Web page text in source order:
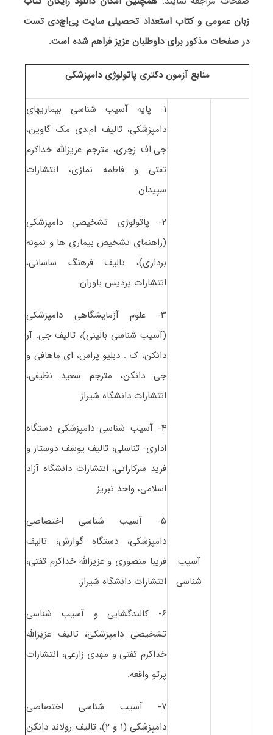
زبان عمومی و کتاب استعداد تحصیلی سایت پی‌اچ‌دی تست
در صفحات مذکور برای داوطلبان عزیز فراهم شده است.
منابعآزمون دکتریپاتولوژی دامپزشکی
آسیب
شناسی
۱- پایه آسیب شناسی بیماریهای
دامپزشکی، تالیف ام.دی مک گاوین،
جی.اف زچری، مترجم عزیزالله خداکرم
تفتی و فاطمه نمازی، انتشارات
سپیدان.
۲- پاتولوژی تشخیصی دامپزشکی
(راهنمای تشخیص بیماری ها و نمونه
برداری)، تالیف فرهنگ ساسانی،
انتشارات پردیس باوران.
۳- علوم آزمایشگاهی دامپزشکی
(آسیب شناسی بالینی)، تالیف جی. آر
دانکن، ک . دبلیو پراس، ای ماهافی و
جی دانکن، مترجم سعید نظیفی،
انتشارات دانشگاه شیراز.
۴- آسیب شناسی دامپزشکی دستگاه
اداری- تناسلی، تالیف یوسف دوستار و
فرید سرکاراتی، انتشارات دانشگاه آزاد
اسلامی، واحد تبریز.
۵- آسیب شناسی اختصاصی
دامپزشکی، دستگاه گوارش، تالیف
فریبا منصوری و عزیزالله خداکرم تفتی،
انتشارات دانشگاه شیراز.
۶- کالبدگشایی و آسیب شناسی
تشخیصی دامپزشکی، تالیف عزیزالله
خداکرم تفتی و مهدی زارعی، انتشارات
پرتو واقعه.
۷- آسیب شناسی اختصاصی
دامپزشکی (۱ و ۲)، تالیف رولاند دانکن